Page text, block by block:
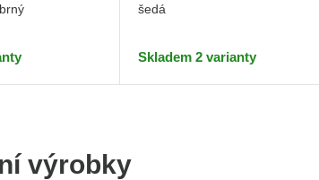
šedá
Skladem 2 varianty
výrobky